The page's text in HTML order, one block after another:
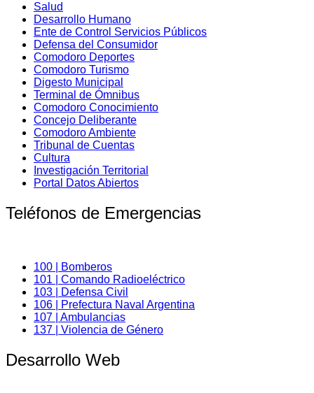
Salud
Desarrollo Humano
Ente de Control Servicios Públicos
Defensa del Consumidor
Comodoro Deportes
Comodoro Turismo
Digesto Municipal
Terminal de Ómnibus
Comodoro Conocimiento
Concejo Deliberante
Comodoro Ambiente
Tribunal de Cuentas
Cultura
Investigación Territorial
Portal Datos Abiertos
Teléfonos de Emergencias
100 | Bomberos
101 | Comando Radioeléctrico
103 | Defensa Civil
106 | Prefectura Naval Argentina
107 | Ambulancias
137 | Violencia de Género
Desarrollo Web